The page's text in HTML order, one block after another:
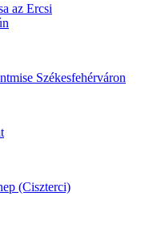
az Ercsi
Székesfehérváron
(Ciszterci)